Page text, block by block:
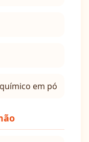
em pó